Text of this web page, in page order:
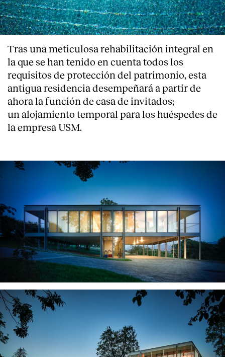
Tras una meticulosa rehabilitación integral en
la que se han tenido en cuenta todos los
requisitos de protección del patrimonio, esta
antigua residencia desempeñará a partir de
ahora la función de casa de invitados;
un alojamiento temporal para los huéspedes de
la empresa USM.